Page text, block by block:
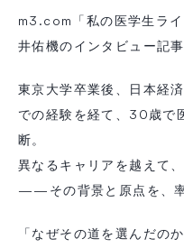
m3.com「私の医学生ラ
井佑機のインタビュー記
東京大学卒業後、日本経
での経験を経て、30歳で
断。
異なるキャリアを越えて
——その背景と原点を、率
「なぜその道を選んだのか